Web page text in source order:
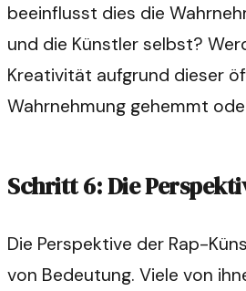
beeinflusst dies die
und die Künstler selbst?
Kreativität aufgrund dieser
Wahrnehmung gehemmt
Schritt 6: Die
Die Perspektive der Rap-
von Bedeutung. Viele von